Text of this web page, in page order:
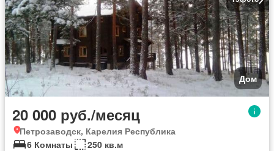
Дом
20 000 руб./месяц
Петрозаводск, Карелия Республика
6 Комнаты
250 кв.м